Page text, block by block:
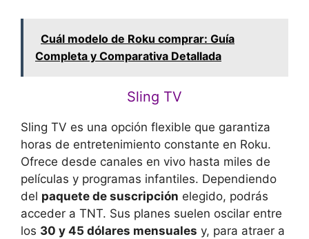
Cuál modelo de Roku comprar: Guía
Completa y Comparativa Detallada
Sling TV
Sling TV es una opción flexible que garantiza
horas de entretenimiento constante en Roku.
Ofrece desde canales en vivo hasta miles de
películas y programas infantiles. Dependiendo
del paquete de suscripción elegido, podrás
acceder a TNT. Sus planes suelen oscilar entre
los 30 y 45 dólares mensuales y, para atraer a